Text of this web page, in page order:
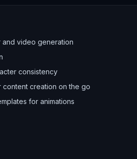
video generation
consistency
creation on the go
for animations